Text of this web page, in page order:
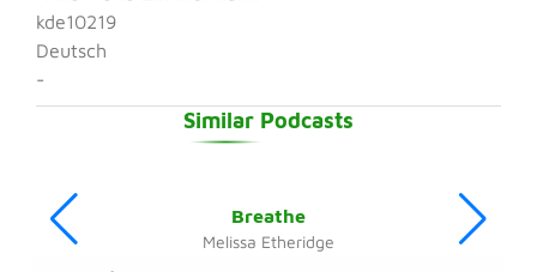
kde10219
Deutsch
-
Similar Podcasts
Breathe
Melissa Etheridge